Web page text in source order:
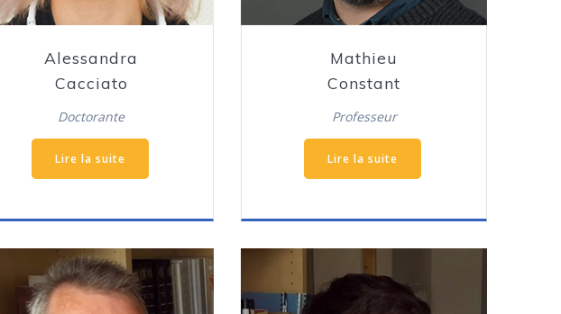
Alessandra
Cacciato
Doctorante
Lire la suite
Mathieu
Constant
Professeur
Lire la suite